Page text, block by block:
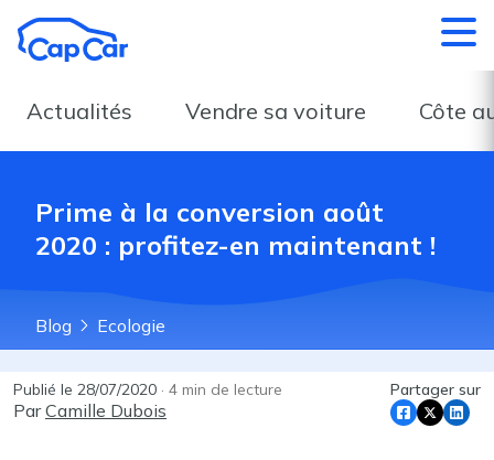
Actualités Vendre sa voiture Côte
Prime à la conversion août
2020 : profitez-en maintenant !
Blog Ecologie
Publié le 28/07/2020 · 4 min de lecture
ParCamille Dubois
Partager sur